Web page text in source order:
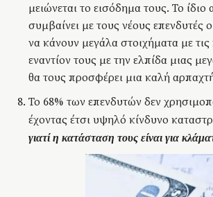
μειώνεται το εισόδημα τους. Το ίδιο
συμβαίνει με τους νέους επενδυτές
να κάνουν μεγάλα στοιχήματα με τις
εναντίον τους με την ελπίδα μιας
θα τους προσφέρει μια καλή
Το 68% των επενδυτών δεν
έχοντας έτσι υψηλό κίνδυνο
γιατί η κατάσταση τους είναι για